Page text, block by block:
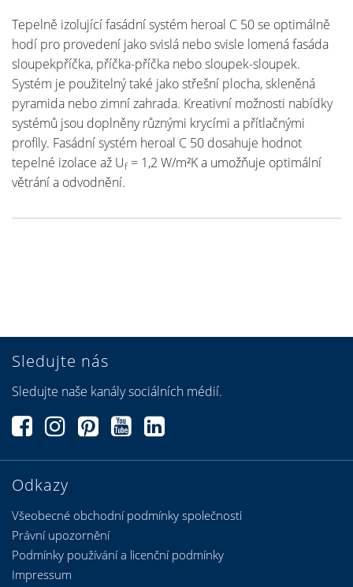
Tepelně izolující fasádní systém heroal C 50 se optimálně
hodí pro provedení jako svislá nebo svisle lomená fasáda
sloupekpříčka, příčka-příčka nebo sloupek-sloupek.
Systém je použitelný také jako střešní plocha, skleněná
pyramida nebo zimní zahrada. Kreativní možnosti nabídky
systémů jsou doplněny různými krycími a přítlačnými
profily. Fasádní systém heroal C 50 dosahuje hodnot
tepelné izolace až Uf = 1,2 W/m²K a umožňuje optimální
větrání a odvodnění.
Odkazy
Všeobecné obchodní podmínky společnosti
Právní upozornění
Podmínky používání a licenční podmínky
Sledujte nás
Sledujte naše kanály sociálních médií.
Impressum